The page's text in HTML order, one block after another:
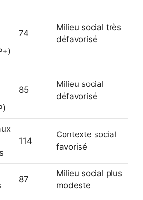
74
Milieu social très
défavorisé
85
Milieu social
défavorisé
114
Contexte social
favorisé
87
Milieu social plus
modeste